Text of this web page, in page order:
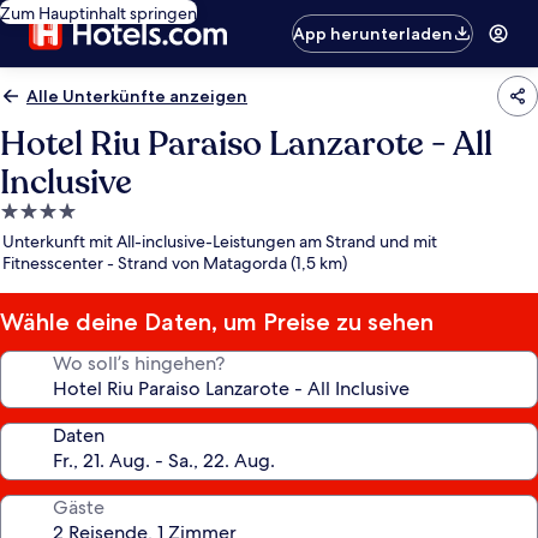
Zum Hauptinhalt springen
App herunterladen
Alle Unterkünfte anzeigen
Hotel Riu Paraiso Lanzarote - All
Inclusive
4.0-
Sterne-
Unterkunft
Unterkunft mit All-inclusive-Leistungen am Strand und mit
Fitnesscenter - Strand von Matagorda (1,5 km)
Wähle deine Daten, um Preise zu sehen
Wo soll’s hingehen?
Daten
Gäste